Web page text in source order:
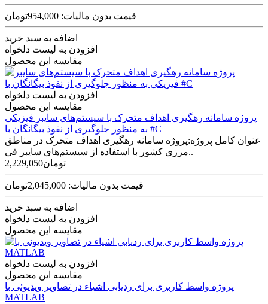
قیمت بدون مالیات: 954,000تومان
اضافه به سبد خرید
افزودن به لیست دلخواه
مقایسه این محصول
افزودن به لیست دلخواه
مقایسه این محصول
پروژه سامانه رهگیری اهداف متحرک با سیستم‌های سایبر فیزیکی
به‌ منظور جلوگیری از نفوذ بیگانگان با #C
عنوان کامل پروژه:پروژه سامانه رهگیری اهداف متحرک در مناطق
مرزی کشور با استفاده از سیستم‌های سایبر فی..
2,229,050تومان
قیمت بدون مالیات: 2,045,000تومان
اضافه به سبد خرید
افزودن به لیست دلخواه
مقایسه این محصول
افزودن به لیست دلخواه
مقایسه این محصول
پروژه واسط کاربری برای ردیابی اشیاء در تصاویر ویدیوئی با
MATLAB